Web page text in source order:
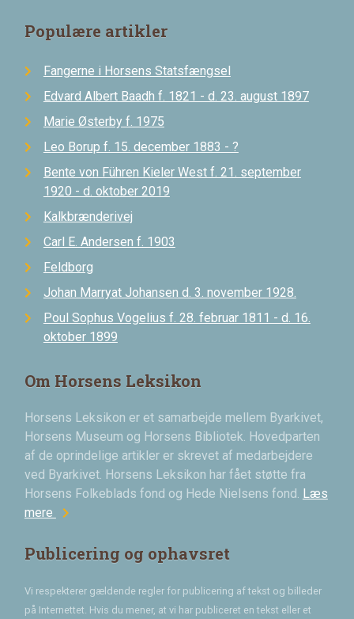
Populære artikler
Fangerne i Horsens Statsfængsel
Edvard Albert Baadh f. 1821 - d. 23. august 1897
Marie Østerby f. 1975
Leo Borup f. 15. december 1883 - ?
Bente von Führen Kieler West f. 21. september
1920 - d. oktober 2019
Kalkbrænderivej
Carl E. Andersen f. 1903
Feldborg
Johan Marryat Johansen d. 3. november 1928.
Poul Sophus Vogelius f. 28. februar 1811 - d. 16.
oktober 1899
Om Horsens Leksikon
Horsens Leksikon er et samarbejde mellem Byarkivet,
Horsens Museum og Horsens Bibliotek. Hovedparten
af de oprindelige artikler er skrevet af medarbejdere
ved Byarkivet. Horsens Leksikon har fået støtte fra
Horsens Folkeblads fond og Hede Nielsens fond. Læs
mere chevron_right
Publicering og ophavsret
Vi respekterer gældende regler for publicering af tekst og billeder
på Internettet. Hvis du mener, at vi har publiceret en tekst eller et